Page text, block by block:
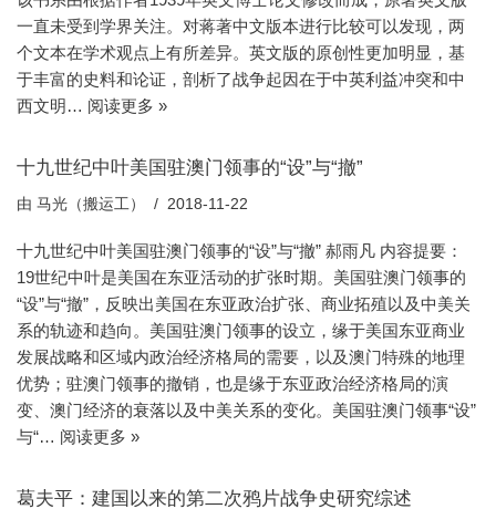
一直未受到学界关注。对蒋著中文版本进行比较可以发现，两
个文本在学术观点上有所差异。英文版的原创性更加明显，基
于丰富的史料和论证，剖析了战争起因在于中英利益冲突和中
西文明… 阅读更多 »
十九世纪中叶美国驻澳门领事的“设”与“撤”
由 马光（搬运工） 2018-11-22
十九世纪中叶美国驻澳门领事的“设”与“撤” 郝雨凡 内容提要：
19世纪中叶是美国在东亚活动的扩张时期。美国驻澳门领事的
“设”与“撤”，反映出美国在东亚政治扩张、商业拓殖以及中美关
系的轨迹和趋向。美国驻澳门领事的设立，缘于美国东亚商业
发展战略和区域内政治经济格局的需要，以及澳门特殊的地理
优势；驻澳门领事的撤销，也是缘于东亚政治经济格局的演
变、澳门经济的衰落以及中美关系的变化。美国驻澳门领事“设”
与“… 阅读更多 »
葛夫平：建国以来的第二次鸦片战争史研究综述